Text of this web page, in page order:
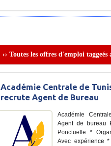
›› Toutes les offres d'emploi
Académie Centrale de
recrute Agent de Bureau
Académie
Agent de
Ponctuelle *
Avec expérience